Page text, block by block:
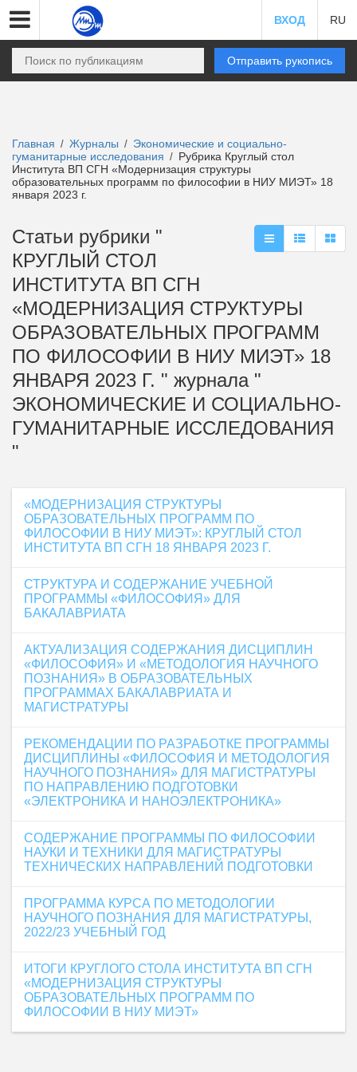
ВХОД RU
Отправить рукопись
Главная / Журналы / Экономические и социально-
гуманитарные исследования / Рубрика Круглый стол
Института ВП СГН «Модернизация структуры
образовательных программ по философии в НИУ МИЭТ» 18
января 2023 г.
Статьи рубрики "
КРУГЛЫЙ СТОЛ
ИНСТИТУТА ВП СГН
«МОДЕРНИЗАЦИЯ СТРУКТУРЫ
ОБРАЗОВАТЕЛЬНЫХ ПРОГРАММ
ПО ФИЛОСОФИИ В НИУ МИЭТ» 18
ЯНВАРЯ 2023 Г. " журнала "
ЭКОНОМИЧЕСКИЕ И СОЦИАЛЬНО-
ГУМАНИТАРНЫЕ ИССЛЕДОВАНИЯ
"
«МОДЕРНИЗАЦИЯ СТРУКТУРЫ
ОБРАЗОВАТЕЛЬНЫХ ПРОГРАММ ПО
ФИЛОСОФИИ В НИУ МИЭТ»: КРУГЛЫЙ СТОЛ
ИНСТИТУТА ВП СГН 18 ЯНВАРЯ 2023 Г.
СТРУКТУРА И СОДЕРЖАНИЕ УЧЕБНОЙ
ПРОГРАММЫ «ФИЛОСОФИЯ» ДЛЯ
БАКАЛАВРИАТА
АКТУАЛИЗАЦИЯ СОДЕРЖАНИЯ ДИСЦИПЛИН
«ФИЛОСОФИЯ» И «МЕТОДОЛОГИЯ НАУЧНОГО
ПОЗНАНИЯ» В ОБРАЗОВАТЕЛЬНЫХ
ПРОГРАММАХ БАКАЛАВРИАТА И
МАГИСТРАТУРЫ
РЕКОМЕНДАЦИИ ПО РАЗРАБОТКЕ ПРОГРАММЫ
ДИСЦИПЛИНЫ «ФИЛОСОФИЯ И МЕТОДОЛОГИЯ
НАУЧНОГО ПОЗНАНИЯ» ДЛЯ МАГИСТРАТУРЫ
ПО НАПРАВЛЕНИЮ ПОДГОТОВКИ
«ЭЛЕКТРОНИКА И НАНОЭЛЕКТРОНИКА»
СОДЕРЖАНИЕ ПРОГРАММЫ ПО ФИЛОСОФИИ
НАУКИ И ТЕХНИКИ ДЛЯ МАГИСТРАТУРЫ
ТЕХНИЧЕСКИХ НАПРАВЛЕНИЙ ПОДГОТОВКИ
ПРОГРАММА КУРСА ПО МЕТОДОЛОГИИ
НАУЧНОГО ПОЗНАНИЯ ДЛЯ МАГИСТРАТУРЫ,
2022/23 УЧЕБНЫЙ ГОД
ИТОГИ КРУГЛОГО СТОЛА ИНСТИТУТА ВП СГН
«МОДЕРНИЗАЦИЯ СТРУКТУРЫ
ОБРАЗОВАТЕЛЬНЫХ ПРОГРАММ ПО
ФИЛОСОФИИ В НИУ МИЭТ»